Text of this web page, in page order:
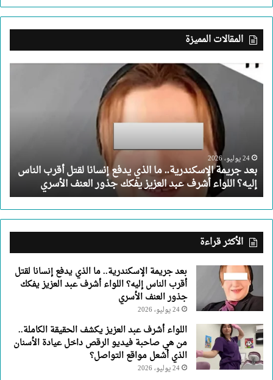
المقالات المميزة
بعد
جريمة
لقتل
أقرب
الناس
إليه؟
اللواء
أشرف
عبد
العزيز
جذور
العنف
الأسري
24 يوليو، 2026
بعد جريمة الإسكندرية.. ما الذي يدفع إنسانا لقتل أقرب الناس
إليه؟ اللواء أشرف عبد العزيز يفكك جذور العنف الأسري
الأكثر قراءة
بعد جريمة الإسكندرية.. ما الذي يدفع إنسانا لقتل
أقرب الناس إليه؟ اللواء أشرف عبد العزيز يفكك
جذور العنف الأسري
24 يوليو، 2026
اللواء أشرف عبد العزيز يكشف الحقيقة الكاملة..
من هي صاحبة فيديو الرقص داخل عيادة الأسنان
الذي أشعل مواقع التواصل؟
24 يوليو، 2026